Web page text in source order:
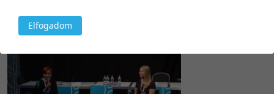
Kezdés/felvétel dátuma szerint
1 tétel
20 tétel/oldal
Elfogadom